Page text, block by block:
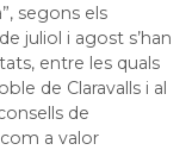
segons els
juliol i agost s’han
entre les quals
de Claravalls i al
de
a valor